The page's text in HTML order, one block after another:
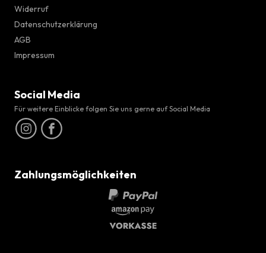
Widerruf
Datenschutzerklärung
AGB
Impressum
Social Media
Für weitere Einblicke folgen Sie uns gerne auf Social Media
Zahlungsmöglichkeiten